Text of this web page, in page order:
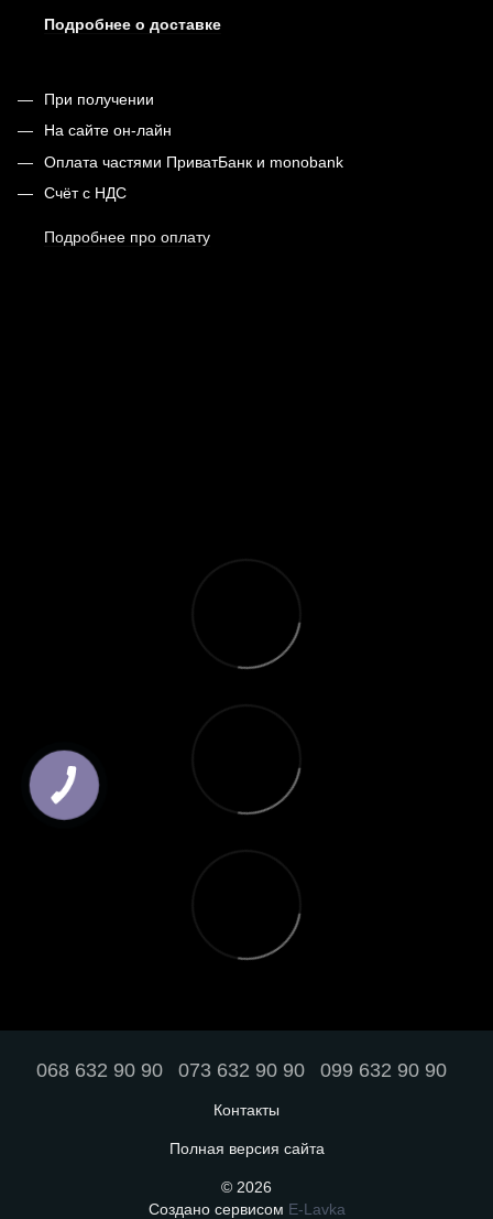
Подробнее о доставке
При получении
На сайте он-лайн
Оплата частями ПриватБанк и monobank
Счёт с НДС
Подробнее про оплату
068 632 90 90 073 632 90 90 099 632 90 90
Контакты
Полная версия сайта
© 2026
Создано сервисом E-Lavka